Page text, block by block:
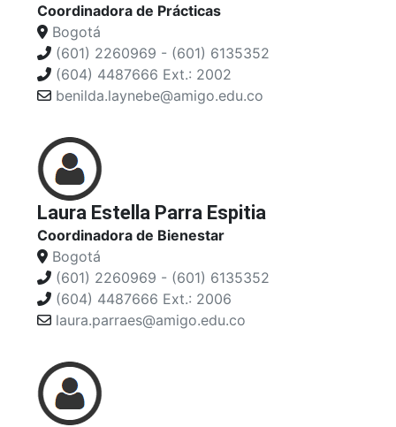
Coordinadora de Prácticas
Bogotá
(601) 2260969 - (601) 6135352
(604) 4487666 Ext.: 2002
benilda.laynebe@amigo.edu.co
Laura Estella Parra Espitia
Coordinadora de Bienestar
Bogotá
(601) 2260969 - (601) 6135352
(604) 4487666 Ext.: 2006
laura.parraes@amigo.edu.co